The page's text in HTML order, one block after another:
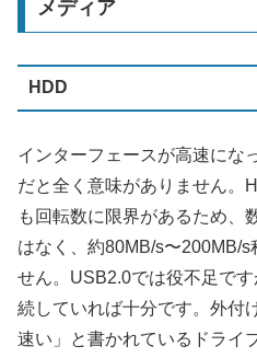
メディア
HDD
インターフェースが高速にな
だと全く意味がありません。
も回転数に限界があるため、
はなく、約80MB/s〜200MB/s
せん。USB2.0では役不足で
続していれば十分です。外付
速い」と書かれているドライ